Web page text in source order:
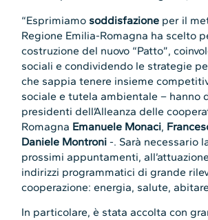
“Esprimiamo soddisfazione per il
Regione Emilia-Romagna ha scelto
costruzione del nuovo “Patto”,
sociali e condividendo le strategie
che sappia tenere insieme
sociale e tutela ambientale – hanno
presidenti dell’Alleanza delle
Romagna Emanuele Monaci,
Daniele Montroni -. Sarà necessario
prossimi appuntamenti,
indirizzi programmatici di grande
cooperazione: energia, salute,
In particolare, è stata accolta con